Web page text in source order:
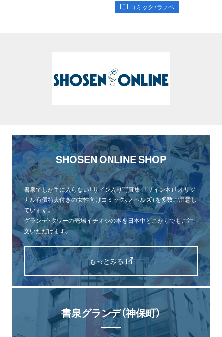
コミック・ラノベ
SHOSEN ONLINE SHOP
書泉でしか手に入らない「サイン入り写真集」「サイン本」「オリジ
ナル有償特典付きの女性向けコミック、ノベルズ」を多数ご用意し
ています。
グランデ・タワーの売場イチオシの本を日本中どこからでもご注
文いただけます。
もっとみる
書泉グランデ（神保町）